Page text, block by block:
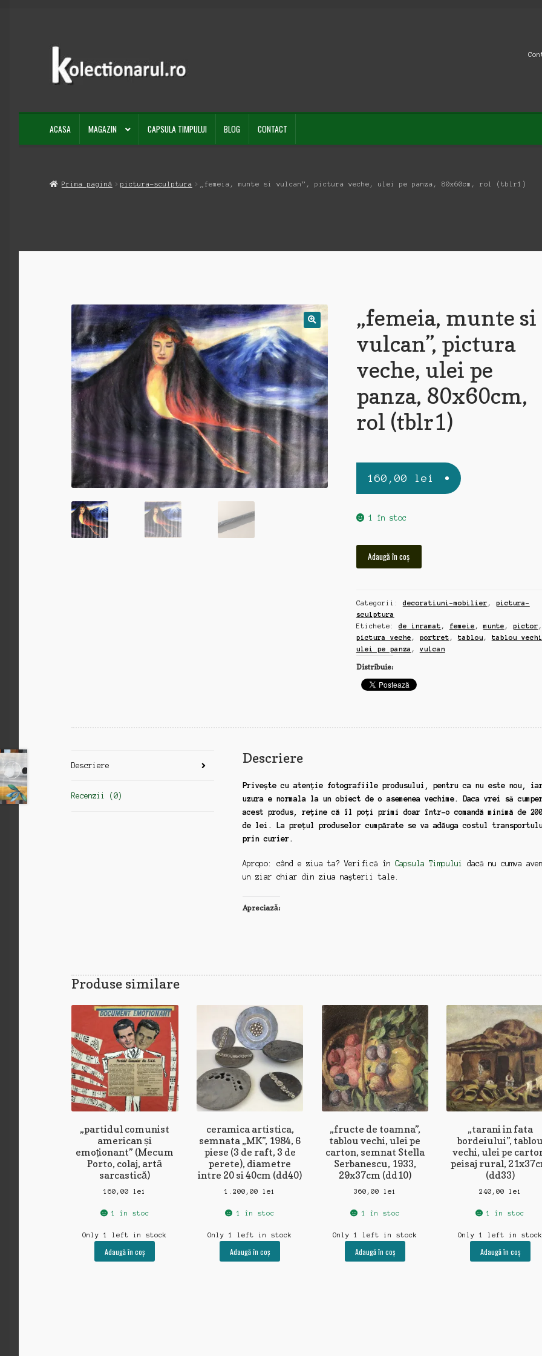
Sari
navigare
Sari
conținut
ACASA MAGAZIN CAPSULA TIMPULUI BLOG CONTACT
Prima pagină pictura-sculptura „femeia, munte si vulcan”, pictura veche, ulei pe panza, 80x60cm, rol (tblr1)
„femeia, munte si
vulcan”, pictura
veche, ulei pe
panza, 80x60cm,
rol (tblr1)
160,00 lei
1 în stoc
"femeia,
vulcan",
pictura
veche,
ulei
pe
panza,
80x60cm,
Adaugă în coș
Categorii:decoratiuni-mobilier , pictura-
sculptura
Etichete:de inramat , femeie ,munte , pictor ,
pictura veche , portret , tablou , tablou vechi
ulei pe panza , vulcan
Distribuie:
Descriere
Recenzii (0)
Descriere
Privește cu atenție fotografiile produsului, pentru ca nu este nou,
uzura e normala la un obiect de o asemenea vechime. Daca vrei să
acest produs, reține că îl poți primi doar într-o comandă minimă de
de lei. La prețul produselor cumpărate se va adăuga costul
prin curier.
Apropo: când e ziua ta? Verifică în Capsula Timpului
dacă nu cumva
un ziar chiar din ziua nașterii tale.
Apreciază:
Produse similare
„partidul comunist
american și
emoționant” (Mecum
Porto, colaj, artă
sarcastică)
160,00lei
1 în stoc
Only 1 left in stock
Adaugă în coș
ceramica artistica,
semnata „MK”, 1984, 6
piese (3 de raft, 3 de
perete), diametre
intre 20 si 40cm (dd40)
1.200,00lei
1 în stoc
Only 1 left in stock
Adaugă în coș
„fructe de toamna”,
tablou vechi, ulei pe
carton, semnat Stella
Serbanescu, 1933,
29x37cm (dd10)
360,00 lei
1 în stoc
Only 1 left in stock
Adaugă în coș
„tarani in fata
bordeiului”,
vechi, ulei pe
peisaj rural,
(dd33)
240,00 lei
1 în stoc
Only 1 left in stock
Adaugă în coș